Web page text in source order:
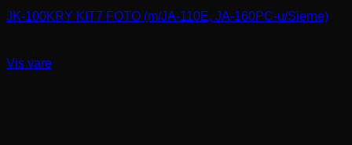
JK-100KRY KIT7 FOTO (m/JA-110E, JA-160PC-u/Sierne)
Vis vare